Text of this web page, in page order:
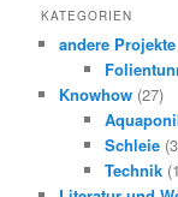
KATEGORIEN
andere Projekte
Knowhow (27)
Schleie
Technik